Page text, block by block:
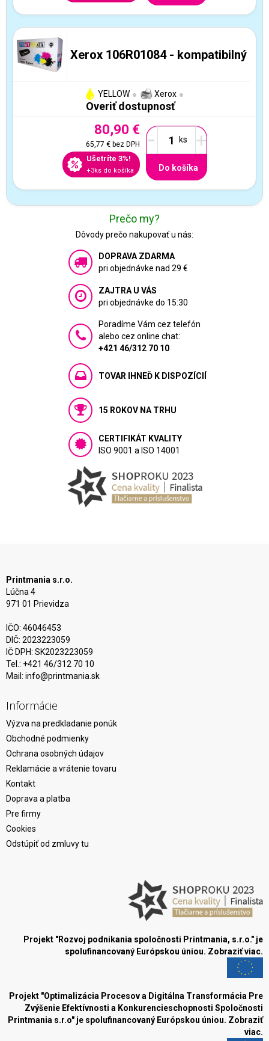
Xerox 106R01084 - kompatibilný
YELLOW Xerox
Overiť dostupnosť
80,90 €
65,77 €bez DPH
Ušetríte 3%!
+3ks do košíka
- +
Do košíka
Prečo my?
Dôvody prečo nakupovať u nás:
DOPRAVA ZDARMA
pri objednávke nad 29 €
ZAJTRA U VÁS
pri objednávke do 15:30
Poradíme Vám cez telefón
alebo cez online chat:
+421 46/312 70 10
TOVAR IHNEĎ K DISPOZÍCIÍ
15 ROKOV NA TRHU
CERTIFIKÁT KVALITY
ISO 9001 a ISO 14001
Printmania s.r.o.
Lúčna 4
971 01 Prievidza
IČO: 46046453
DIČ: 2023223059
IČ DPH: SK2023223059
Tel.: +421 46/312 70 10
Mail: info@printmania.sk
Informácie
Výzva na predkladanie ponúk
Obchodné podmienky
Ochrana osobných údajov
Reklamácie a vrátenie tovaru
Kontakt
Doprava a platba
Pre firmy
Cookies
Odstúpiť od zmluvy tu
Projekt "Rozvoj podnikania spoločnosti Printmania, s.r.o." je
spolufinancovaný Európskou úniou. Zobraziť viac.
Projekt "Optimalizácia Procesov a Digitálna Transformácia Pre
Zvýšenie Efektívnosti a Konkurencieschopnosti Spoločnosti
Printmania s.r.o" je spolufinancovaný Európskou úniou. Zobraziť
viac.